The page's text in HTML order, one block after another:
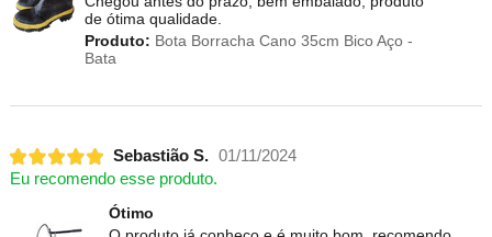
de ótima qualidade.
Produto: Bota Borracha Cano 35cm Bico Aço -
Bata
Sebastião S. 01/11/2024
Eu recomendo esse produto.
Ótimo